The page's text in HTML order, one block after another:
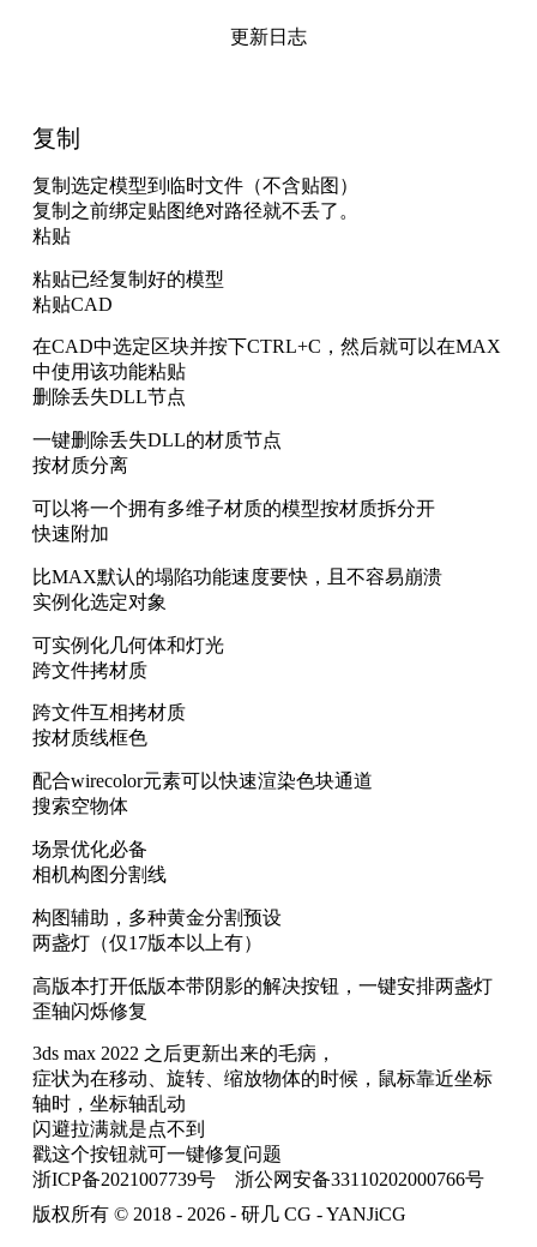
更新日志
复制
复制选定模型到临时文件（不含贴图）
复制之前绑定贴图绝对路径就不丢了。
粘贴
粘贴已经复制好的模型
粘贴CAD
在CAD中选定区块并按下CTRL+C，然后就可以在MAX
中使用该功能粘贴
删除丢失DLL节点
一键删除丢失DLL的材质节点
按材质分离
可以将一个拥有多维子材质的模型按材质拆分开
快速附加
比MAX默认的塌陷功能速度要快，且不容易崩溃
实例化选定对象
可实例化几何体和灯光
跨文件拷材质
跨文件互相拷材质
按材质线框色
配合wirecolor元素可以快速渲染色块通道
搜索空物体
场景优化必备
相机构图分割线
构图辅助，多种黄金分割预设
两盏灯（仅17版本以上有）
高版本打开低版本带阴影的解决按钮，一键安排两盏灯
歪轴闪烁修复
3ds max 2022 之后更新出来的毛病，
症状为在移动、旋转、缩放物体的时候，鼠标靠近坐标
轴时，坐标轴乱动
闪避拉满就是点不到
戳这个按钮就可一键修复问题
浙ICP备2021007739号
浙公网安备33110202000766号
版权所有 © 2018 - 2026 - 研几 CG - YANJiCG